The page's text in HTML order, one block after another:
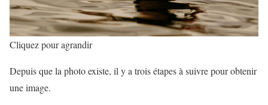
Cliquez pour agrandir
Depuis que la photo existe, il y a trois étapes à suivre pour obtenir
une image.